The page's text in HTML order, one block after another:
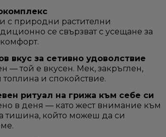
с природни растителни
се свързват с усещане за
вкус за сетивно удоволствие
— той е вкусен. Мек, закръглен,
топлина и спокойствие.
ритуал на грижа към себе си
в деня — като жест внимание към
тишина, който можеш да си